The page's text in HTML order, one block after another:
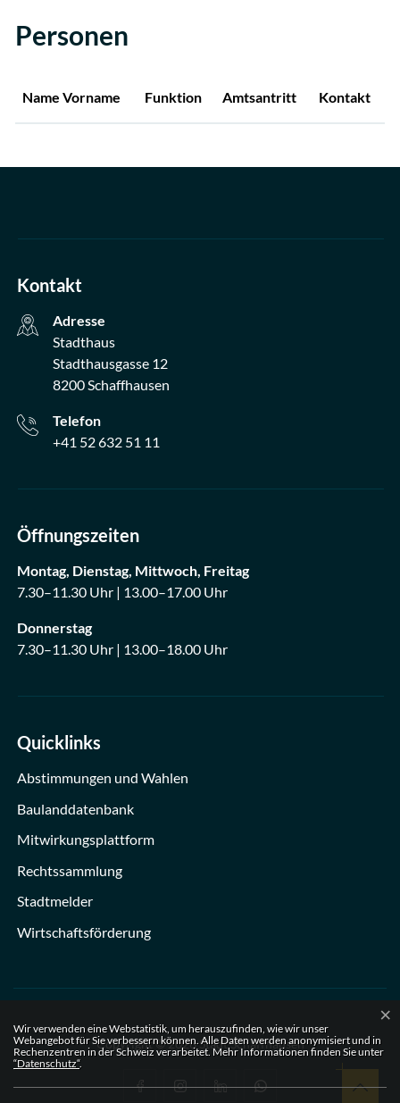
Personen
Name Vorname Funktion Amtsantritt Kontakt
Kontakt
Adresse
Stadthaus
Stadthausgasse 12
8200 Schaffhausen
Telefon
+41 52 632 51 11
Öffnungszeiten
Montag, Dienstag, Mittwoch, Freitag
7.30–11.30 Uhr | 13.00–17.00 Uhr
Donnerstag
7.30–11.30 Uhr | 13.00–18.00 Uhr
Quicklinks
Abstimmungen und Wahlen
Baulanddatenbank
Mitwirkungsplattform
Rechtssammlung
Stadtmelder
Wirtschaftsförderung
Nach
Copyright © 2026 Stadt Schaffhausen
Footer Social
Webstatistik
Wir verwenden eine Webstatistik, um herauszufinden, wie wir unser
Webangebot für Sie verbessern können. Alle Daten werden anonymisiert und in
Rechenzentren in der Schweiz verarbeitet. Mehr Informationen finden Sie unter
“Datenschutz“.
×